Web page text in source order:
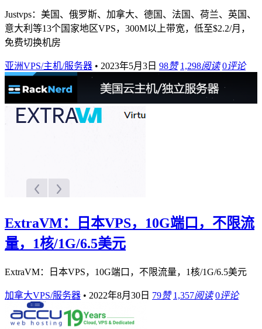
Justvps：美国、俄罗斯、加拿大、德国、法国、荷兰、英国、
意大利等13个国家地区VPS，300M以上带宽，低至$2.2/月，
免费切换机房
亚洲VPS/主机/服务器 • 2023年5月3日 98赞 1,298阅读 0评论
ExtraVM：日本VPS，10G端口，不限流
量，1核/1G/6.5美元
ExtraVM：日本VPS，10G端口，不限流量，1核/1G/6.5美元
加拿大VPS/服务器 • 2022年8月30日 79赞 1,357阅读 0评论